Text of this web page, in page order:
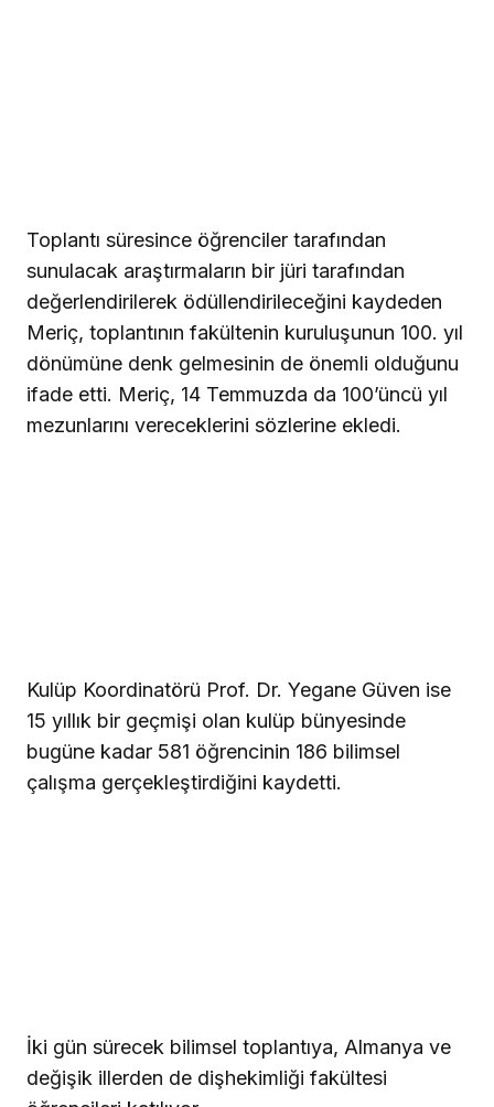
Toplantı süresince öğrenciler tarafından
sunulacak araştırmaların bir jüri tarafından
değerlendirilerek ödüllendirileceğini kaydeden
Meriç, toplantının fakültenin kuruluşunun 100. yıl
dönümüne denk gelmesinin de önemli olduğunu
ifade etti. Meriç, 14 Temmuzda da 100’üncü yıl
mezunlarını vereceklerini sözlerine ekledi.
Kulüp Koordinatörü Prof. Dr. Yegane Güven ise
15 yıllık bir geçmişi olan kulüp bünyesinde
bugüne kadar 581 öğrencinin 186 bilimsel
çalışma gerçekleştirdiğini kaydetti.
İki gün sürecek bilimsel toplantıya, Almanya ve
değişik illerden de dişhekimliği fakültesi